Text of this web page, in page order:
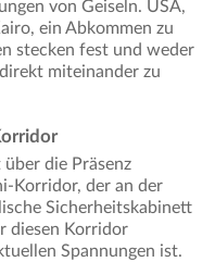
von Geiseln. USA,
ein Abkommen zu
stecken fest und weder
miteinander zu
die Präsenz
Korridor, der an der
Sicherheitskabinett
diesen Korridor
Spannungen ist.